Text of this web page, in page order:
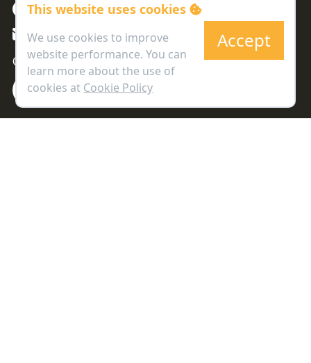
This website uses cookies
We use cookies to improve
website performance. You can
learn more about the use of
cookies at Cookie Policy
Accept
ทุกวันเวลา 09:00 - 19:00 น.
mkrc@set.or.th
Contact Center 0-2009-9777